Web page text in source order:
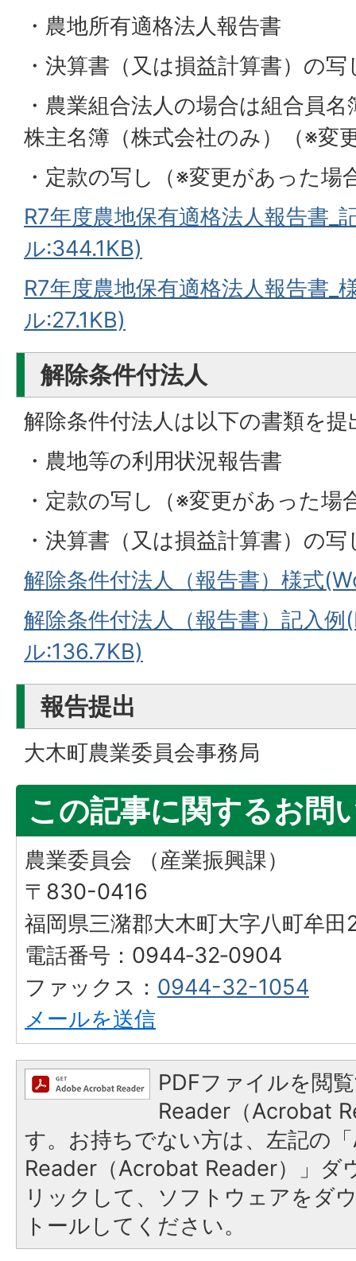
・農地所有適格法人報告書
・決算書（又は損益計算書）の写
・農業組合法人の場合は組合員
株主名簿（株式会社のみ）（※変
・定款の写し（※変更があった場
R7年度農地保有適格法人報告書_
ル:344.1KB)
R7年度農地保有適格法人報告書_
ル:27.1KB)
解除条件付法人
解除条件付法人は以下の書類を
・農地等の利用状況報告書
・定款の写し（※変更があった場
・決算書（又は損益計算書）の写
解除条件付法人（報告書）様式
解除条件付法人（報告書）記入例
ル:136.7KB)
報告提出
大木町農業委員会事務局
この記事に関するお問
農業委員会 （産業振興課）
〒830-0416
福岡県三潴郡大木町大字八町牟
電話番号：0944‐32‐0904
ファックス： 0944-32-1054
メールを送信
PDFファイルを閲
Reader（Acrobat
す。お持ちでない方は、左記の
Reader（Acrobat Reader）」ダ
リックして、ソフトウェアをダ
トールしてください。